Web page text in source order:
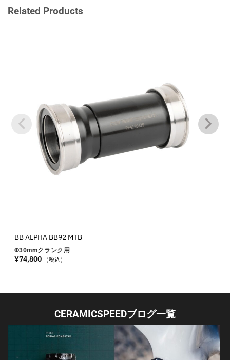
Related Products
BB ALPHA BB92 MTB
Φ30mmクランク用
¥74,800 （税込）
CERAMICSPEEDブログ一覧